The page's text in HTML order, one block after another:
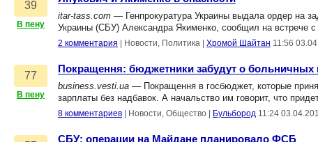
39
В пену
itar-tass.com — Генпрокуратура Украины выдала ордер на
Украины (СБУ) Александра Якименко, сообщил на встрече
2 комментария Новости, Политика Хромой Шайтан 11:56
77
В пену
Покращення: бюджетники забудут о больничных
business.vesti.ua — Покращення в госбюджет, которые
зарплаты без надбавок. А начальство им говорит, что
8 комментариев Новости, Общество Бульбород 11:24
СБУ: операции на Майдане планировало ФСБ